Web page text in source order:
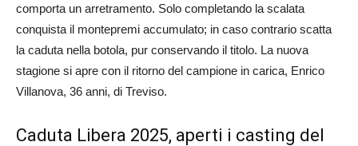
comporta un arretramento. Solo completando la scalata
conquista il montepremi accumulato; in caso contrario scatta
la caduta nella botola, pur conservando il titolo. La nuova
stagione si apre con il ritorno del campione in carica, Enrico
Villanova, 36 anni, di Treviso.
Caduta Libera 2025, aperti i casting del